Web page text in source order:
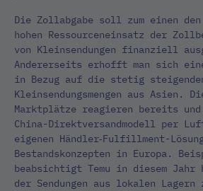
Die Zollabgabe soll zum einen
hohen Ressourceneinsatz der
von Kleinsendungen finanziell
Andererseits erhofft man sich
in Bezug auf die stetig
Kleinsendungsmengen aus Asien.
Marktplätze reagieren bereits und
China-Direktversandmodell per
eigenen Händler‑Fulfillment-
Bestandskonzepten in Europa.
beabsichtigt Temu in diesem Jahr
der Sendungen aus lokalen